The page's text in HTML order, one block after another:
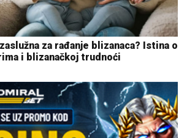
za rađanje blizanaca? Istina o
i blizanačkoj trudnoći